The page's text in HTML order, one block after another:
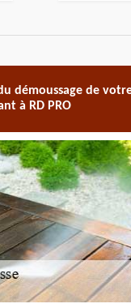
démoussage de
à RD PRO